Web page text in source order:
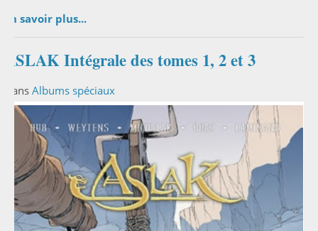
En savoir plus...
ASLAK Intégrale des tomes 1, 2 et 3
Dans Albums spéciaux